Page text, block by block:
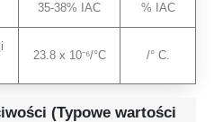
35-38% IAC % IAC
23.8 x 10⁻⁶/°C /° C.
(Typowe wartości